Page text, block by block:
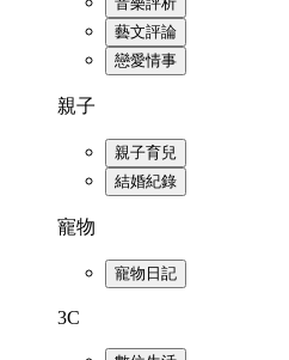
藝文評論
戀愛情事
親子
親子育兒
結婚紀錄
寵物
寵物日記
3C